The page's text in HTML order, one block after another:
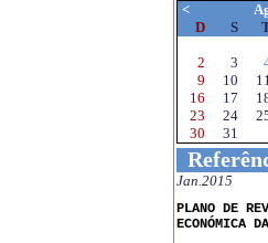
<
D
S
2
3
9
10
16
17
23
24
30
31
Jan.2015
PLANO DE
ECONÓMICA